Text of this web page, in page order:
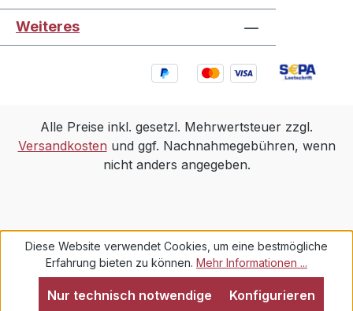
Weiteres
Alle Preise inkl. gesetzl. Mehrwertsteuer zzgl.
Versandkosten und ggf. Nachnahmegebühren, wenn
nicht anders angegeben.
Diese Website verwendet Cookies, um eine bestmögliche
Erfahrung bieten zu können. Mehr Informationen ...
Nur technisch notwendige Konfigurieren